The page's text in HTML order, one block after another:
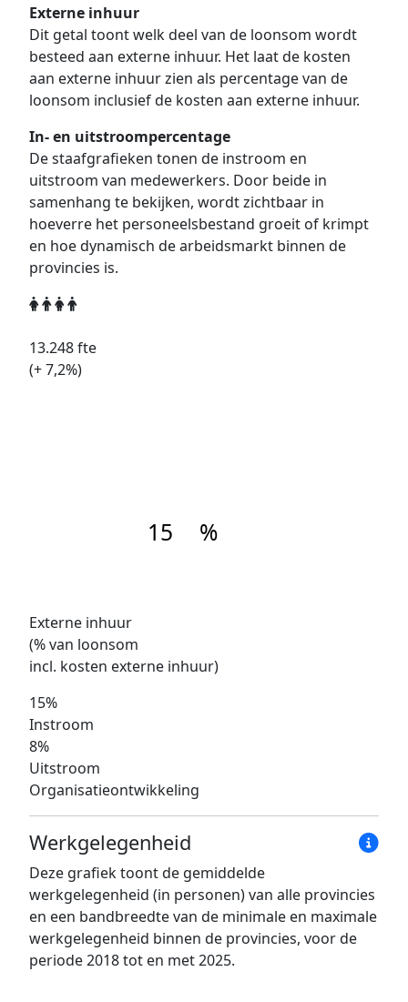
Externe inhuur
Dit getal toont welk deel van de loonsom wordt
besteed aan externe inhuur. Het laat de kosten
aan externe inhuur zien als percentage van de
loonsom inclusief de kosten aan externe inhuur.
In- en uitstroompercentage
De staafgrafieken tonen de instroom en
uitstroom van medewerkers. Door beide in
samenhang te bekijken, wordt zichtbaar in
hoeverre het personeelsbestand groeit of krimpt
en hoe dynamisch de arbeidsmarkt binnen de
provincies is.
13.248fte
(+7,2%)
15 %
Externe inhuur
(% van loonsom
incl. kosten externe inhuur)
15%
Instroom
8%
Uitstroom
Organisatieontwikkeling
Werkgelegenheid
Deze grafiek toont de gemiddelde
werkgelegenheid (in personen) van alle provincies
en een bandbreedte van de minimale en maximale
werkgelegenheid binnen de provincies, voor de
periode 2018 tot en met 2025.